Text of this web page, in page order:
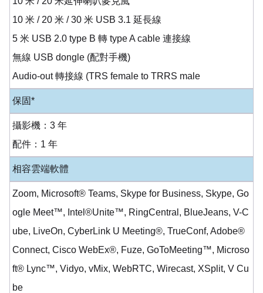
10 米 / 20 米 / 30 米 USB 3.1 延長線
5 米 USB 2.0 type B 轉 type A cable 連接線
無線 USB dongle (配對手機)
Audio-out 轉接線 (TRS female to TRRS male
保固*
攝影機：3 年
配件：1 年
相容雲端軟體
Zoom, Microsoft® Teams, Skype for Business, Skype, Go
ogle Meet™, Intel®Unite™, RingCentral, BlueJeans, V-C
ube, LiveOn, CyberLink U Meeting®, TrueConf, Adobe®
Connect, Cisco WebEx®, Fuze, GoToMeeting™, Microso
ft® Lync™, Vidyo, vMix, WebRTC, Wirecast, XSplit, V Cu
be